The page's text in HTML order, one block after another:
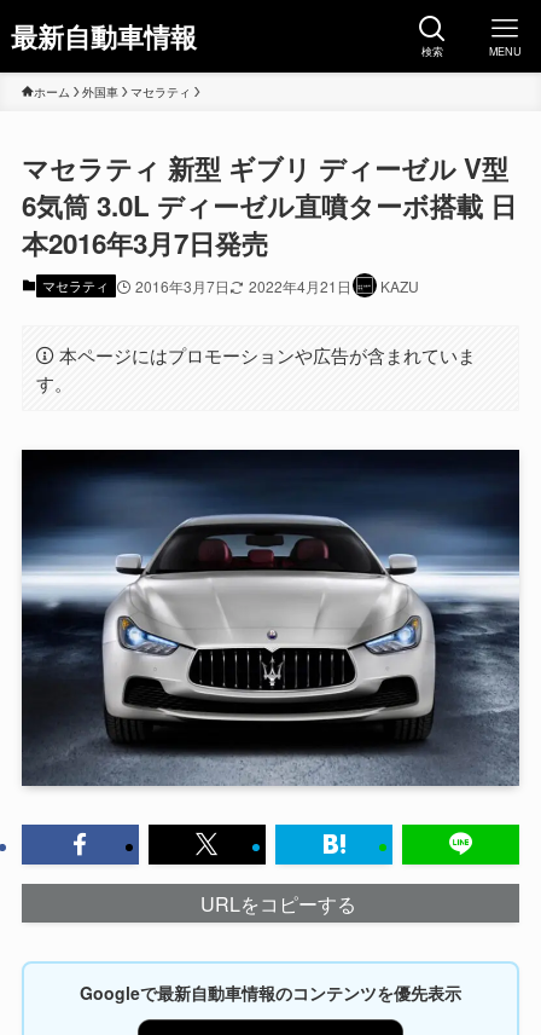
最新自動車情報 検索 MENU
ホーム 外国車 マセラティ
マセラティ 新型 ギブリ ディーゼル V型
6気筒 3.0L ディーゼル直噴ターボ搭載 日
本2016年3月7日発売
マセラティ 2016年3月7日 2022年4月21日 KAZU
本ページにはプロモーションや広告が含まれていま
す。
URLをコピーする
Googleで最新自動車情報のコンテンツを優先表示